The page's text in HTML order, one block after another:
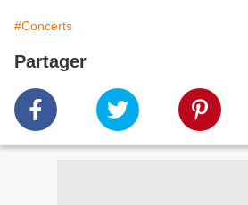
#Concerts
Partager